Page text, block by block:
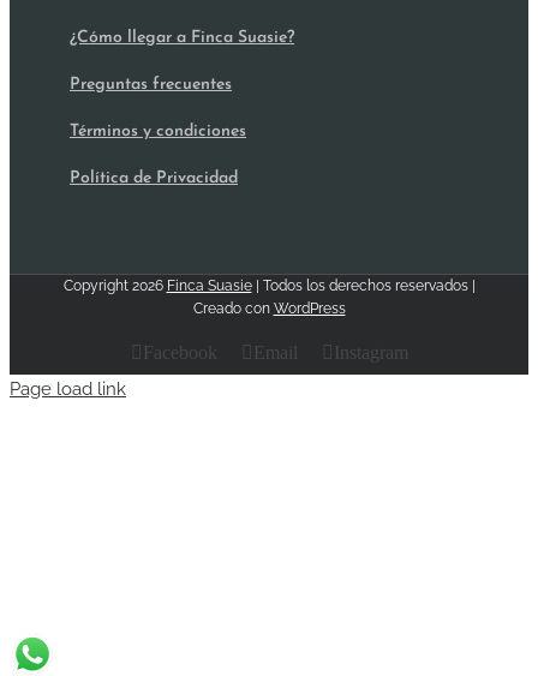
¿Cómo llegar a Finca Suasie?
Preguntas frecuentes
Términos y condiciones
Política de Privacidad
Copyright 2026 Finca Suasie| Todos los derechos reservados |
Creado con WordPress
Facebook Email Instagram
Page load link